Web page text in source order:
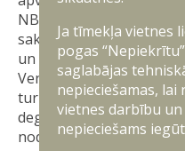
NBS, izmantojot
sakarus starp
un vietējām slimnīcām.
Ventspilī ir ierobežota
turp tiks nosūtīts
degvielu tā
nodrošināšanai.
Ja tīmekļa vietnes
pogas
saglabājas
nepieciešamas,
vietnes darbību
nepieciešams